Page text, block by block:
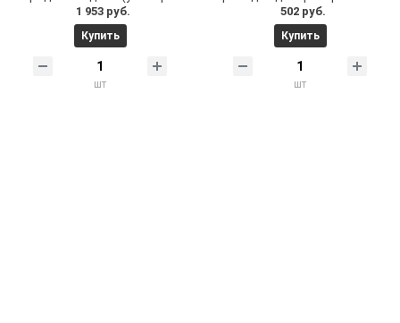
1 953 руб.
Купить
шт
502 руб.
Купить
шт